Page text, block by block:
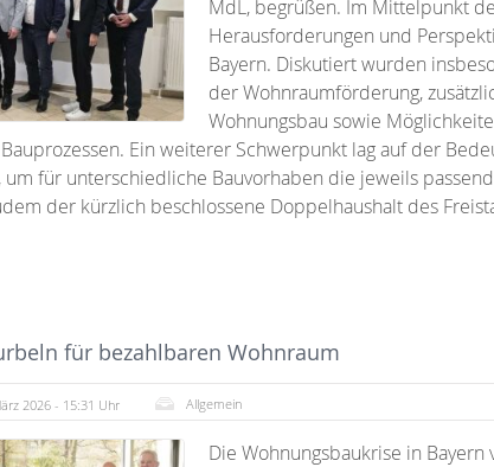
MdL, begrüßen. Im Mittelpunkt
Herausforderungen und
Bayern. Diskutiert wurden
der Wohnraumförderung,
Wohnungsbau sowie
Ein weiterer Schwerpunkt lag auf der
für unterschiedliche Bauvorhaben die jeweils
der kürzlich beschlossene Doppelhaushalt des
für bezahlbaren Wohnraum
2026 - 15:31 Uhr Allgemein
Die Wohnungsbaukrise in